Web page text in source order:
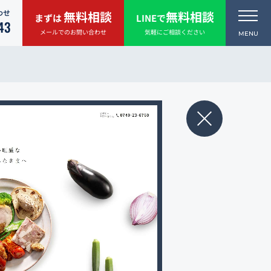
せ まずは無料相談
メールでのお問い合わせ
LINEで無料相談
気軽にご相談ください